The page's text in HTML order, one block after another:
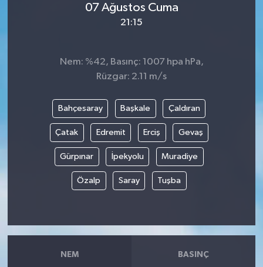
07 Ağustos Cuma
21:15
Nem: %42, Basınç: 1007 hpa hPa,
Rüzgar: 2.11 m/s
Bahçesaray Başkale Çaldıran
Çatak Edremit Erciş Gevaş
Gürpınar İpekyolu Muradiye
Özalp Saray Tuşba
NEM BASINÇ